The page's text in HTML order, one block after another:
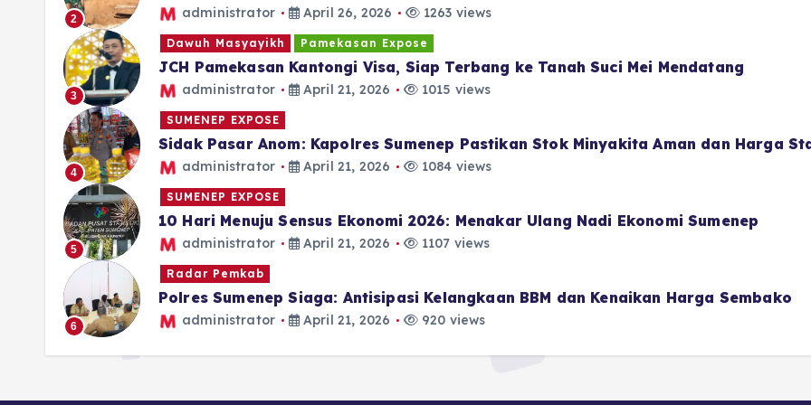
2 administrator April 26, 2026 1263 views
3
Dawuh Masyayikh Pamekasan Expose
JCH Pamekasan Kantongi Visa, Siap Terbang ke Tanah Suci Mei Mendatang
administrator April 21, 2026 1015 views
4
SUMENEP EXPOSE
Sidak Pasar Anom: Kapolres Sumenep Pastikan Stok Minyakita Aman dan Harga
administrator April 21, 2026 1084 views
5
SUMENEP EXPOSE
10 Hari Menuju Sensus Ekonomi 2026: Menakar Ulang Nadi Ekonomi Sumenep
administrator April 21, 2026 1107 views
6
Radar Pemkab
Polres Sumenep Siaga: Antisipasi Kelangkaan BBM dan Kenaikan Harga Sembako
administrator April 21, 2026 920 views